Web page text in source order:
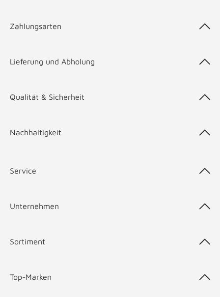
Zahlungsarten
Lieferung und Abholung
Qualität & Sicherheit
Nachhaltigkeit
Service
Unternehmen
Sortiment
Top-Marken